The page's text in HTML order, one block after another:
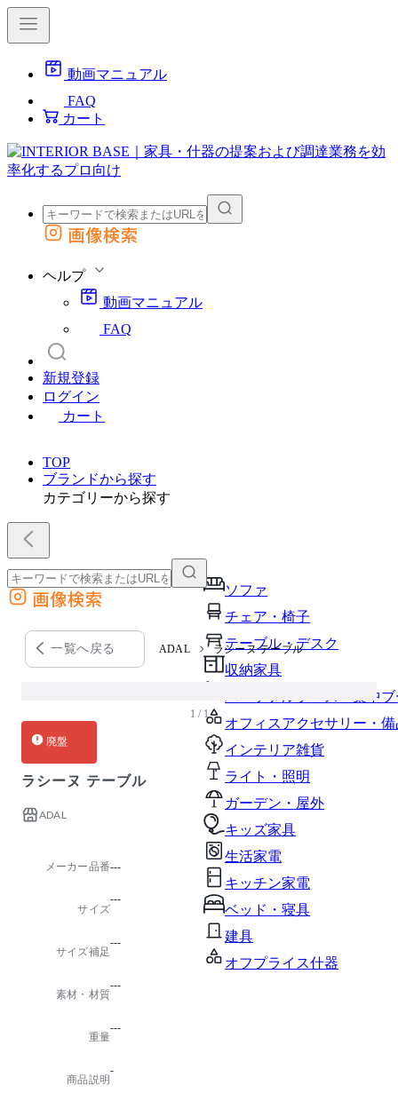
動画マニュアル
FAQ
カート
外部サイトの商品をカートに追加
画像検索
ヘルプ
動画マニュアル
FAQ
新規登録
ログイン
カート
TOP
ブランドから探す
カテゴリーから探す
ソファ
チェア・椅子
テーブル・デスク
収納家具
パーソナルブース・集中
オフィスアクセサリー・備
インテリア雑貨
ライト・照明
ガーデン・屋外
キッズ家具
生活家電
キッチン家電
ベッド・寝具
建具
オフプライス什器
外部サイトの商品をカートに追加
他のサイトで見つけた商品ページのURLを貼り付けて、カートに追加できます
画像検索
一覧へ戻る ADAL ラシーヌ テーブル
1 / 1
廃盤
ラシーヌ テーブル
ADAL
メーカー品番---
サイズ
---
サイズ補足
---
素材・材質
---
重量
---
商品説明
-